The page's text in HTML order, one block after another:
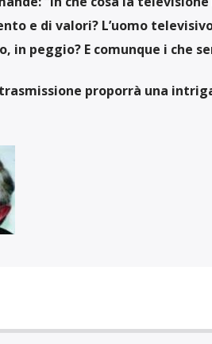
e di valori? L’uomo
in peggio? E comunque i che
proporrà una